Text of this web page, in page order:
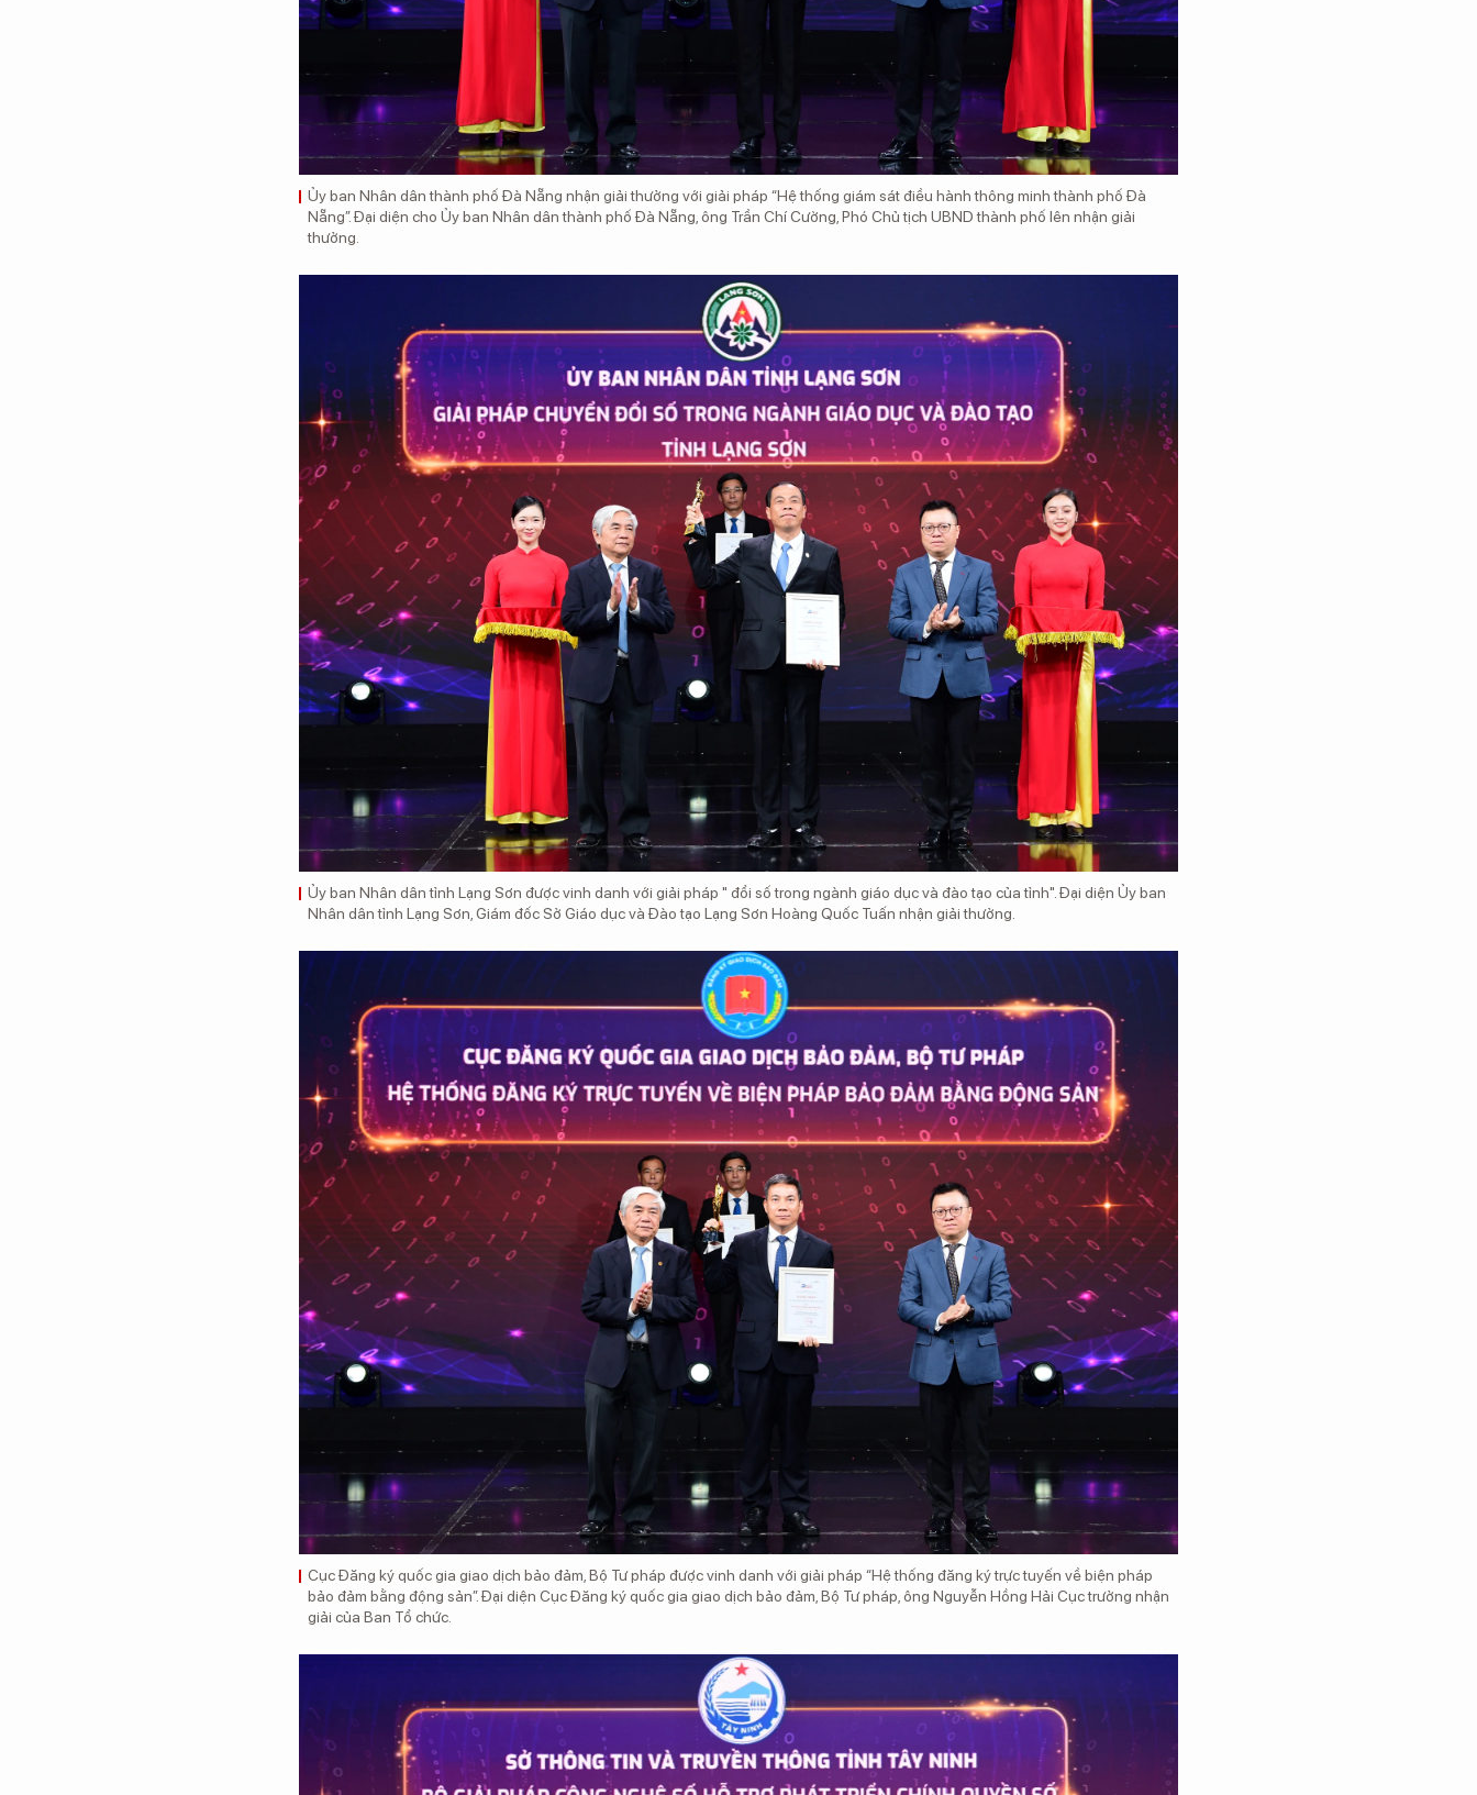
Ủy ban Nhân dân thành phố Đà Nẵng nhận giải thưởng với giải pháp “Hệ thống giám sát điều hành thông minh thành phố Đà
Nẵng”. Đại diện cho Ủy ban Nhân dân thành phố Đà Nẵng, ông Trần Chí Cường, Phó Chủ tịch UBND thành phố lên nhận giải
thưởng.
Ủy ban Nhân dân tỉnh Lạng Sơn được vinh danh với giải pháp " đổi số trong ngành giáo dục và đào tạo của tỉnh". Đại diện Ủy ban
Nhân dân tỉnh Lạng Sơn, Giám đốc Sở Giáo dục và Đào tạo Lạng Sơn Hoàng Quốc Tuấn nhận giải thưởng.
Cục Đăng ký quốc gia giao dịch bảo đảm, Bộ Tư pháp được vinh danh với giải pháp “Hệ thống đăng ký trực tuyến về biện pháp
bảo đảm bằng động sản”. Đại diện Cục Đăng ký quốc gia giao dịch bảo đảm, Bộ Tư pháp, ông Nguyễn Hồng Hải Cục trưởng nhận
giải của Ban Tổ chức.